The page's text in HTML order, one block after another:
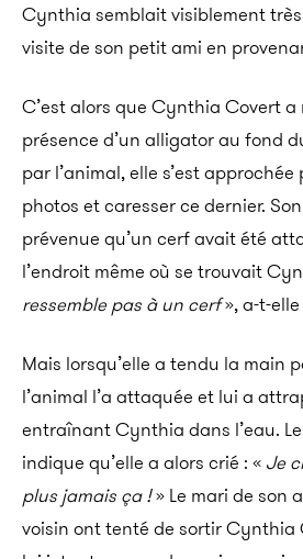
Cynthia semblait visiblement
visite de son petit ami en
C’est alors que Cynthia Covert a
présence d’un alligator au fond
par l’animal, elle s’est
photos et caresser ce dernier.
prévenue qu’un cerf avait été
l’endroit même où se trouvait
ressemble pas à un cerf», a-t-
Mais lorsqu’elle a tendu la main
l’animal l’a attaquée et lui a
entraînant Cynthia dans l’eau.
indique qu’elle a alors crié : « Je
plus jamais ça !» Le mari de son
voisin ont tenté de sortir Cynthia